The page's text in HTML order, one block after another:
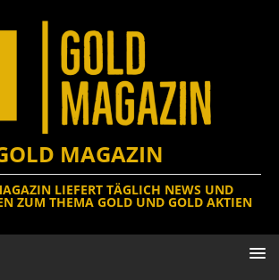
MAGAZIN
LIEFERT TÄGLICH NEWS UND
ZUM THEMA GOLD UND GOLD AKTIEN